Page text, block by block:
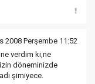
2008 Perşembe 11:52
verdim ki,ne
döneminizde
şimiyece.